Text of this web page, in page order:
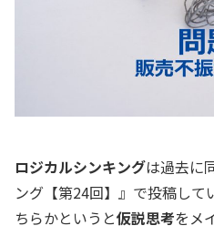
ロジカルシンキングは過去に
ング【第24回】』で投稿し
ちらかというと仮説思考をメ